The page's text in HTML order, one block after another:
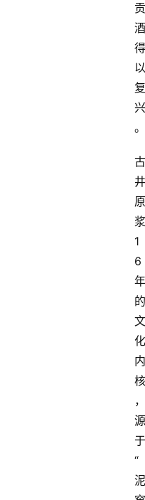
贡
酒
得
以
复
兴
。
古
井
原
浆
1
6
年
的
文
化
内
核
，
源
于
“
泥